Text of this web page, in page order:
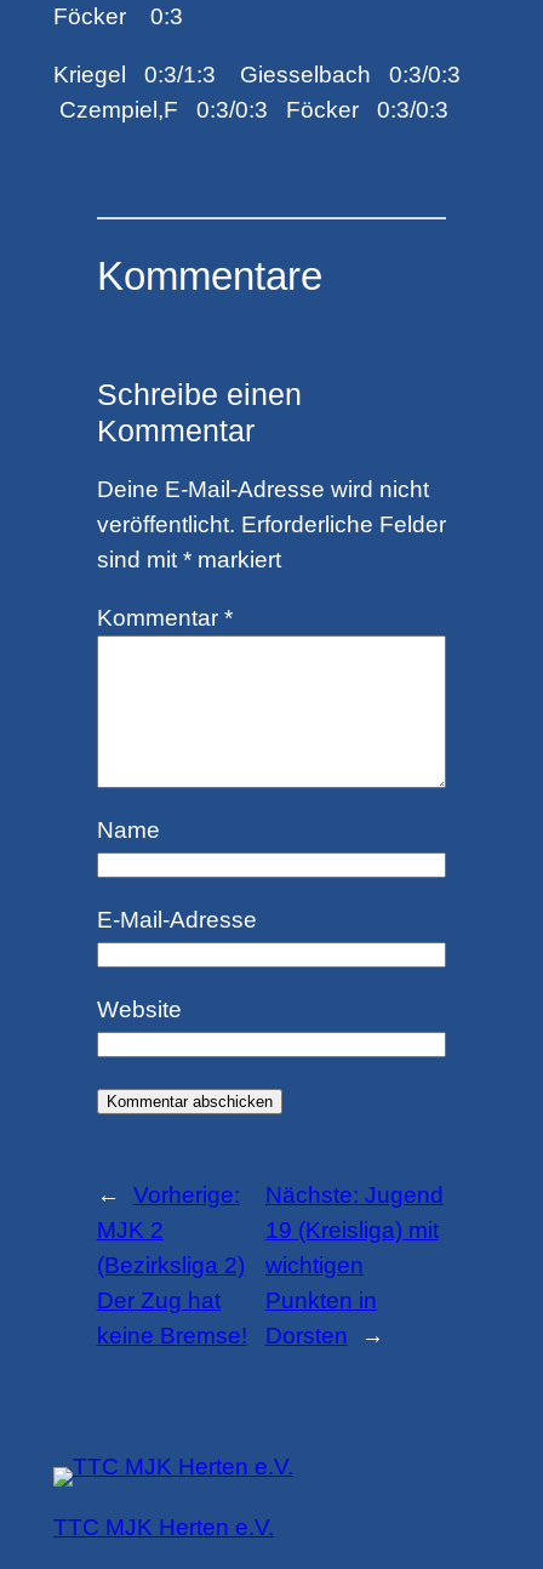
Föcker 0:3
Kriegel 0:3/1:3 Giesselbach 0:3/0:3
Czempiel,F 0:3/0:3 Föcker 0:3/0:3
Kommentare
Schreibe einen
Kommentar
Deine E-Mail-Adresse wird nicht
veröffentlicht. Erforderliche Felder
sind mit*markiert
Kommentar *
Name
E-Mail-Adresse
Website
←
Vorherige:
MJK 2
(Bezirksliga 2)
Der Zug hat
keine Bremse!
Nächste: Jugend
19 (Kreisliga) mit
wichtigen
Punkten in
Dorsten
→
TTC MJK Herten e.V.